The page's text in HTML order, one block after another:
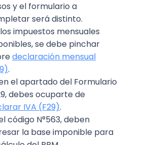
y el formulario a
será distinto.
impuestos mensuales
se debe pinchar
declaración mensual
.
el apartado del Formulario
debes ocuparte de
IVA (F29).
código N°563, deben
la base imponible para